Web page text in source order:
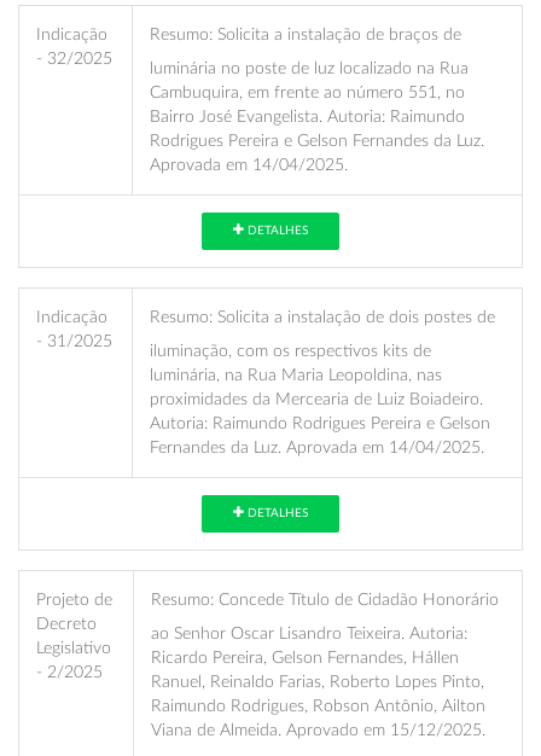
Indicação
- 32/2025
Resumo: Solicita a instalação de braços de
luminária no poste de luz localizado na Rua
Cambuquira, em frente ao número 551, no
Bairro José Evangelista. Autoria: Raimundo
Rodrigues Pereira e Gelson Fernandes da Luz.
Aprovada em 14/04/2025.
DETALHES
Indicação
- 31/2025
Resumo: Solicita a instalação de dois postes de
iluminação, com os respectivos kits de
luminária, na Rua Maria Leopoldina, nas
proximidades da Mercearia de Luiz Boiadeiro.
Autoria: Raimundo Rodrigues Pereira e Gelson
Fernandes da Luz. Aprovada em 14/04/2025.
DETALHES
Projeto de
Decreto
Legislativo
- 2/2025
Resumo: Concede Título de Cidadão Honorário
ao Senhor Oscar Lisandro Teixeira. Autoria:
Ricardo Pereira, Gelson Fernandes, Hállen
Ranuel, Reinaldo Farias, Roberto Lopes Pinto,
Raimundo Rodrigues, Robson Antônio, Ailton
Viana de Almeida. Aprovado em 15/12/2025.